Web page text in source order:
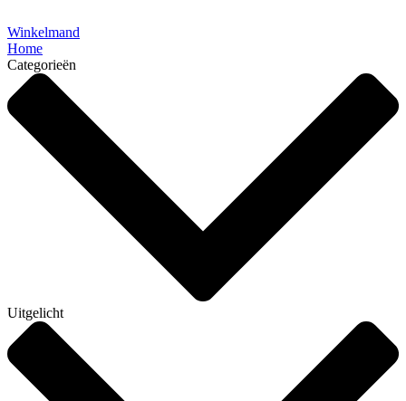
Winkelmand
Home
Categorieën
Uitgelicht